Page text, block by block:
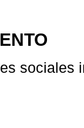
sociales